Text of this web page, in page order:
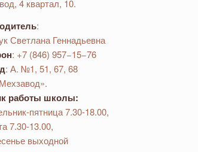
4 квартал, 10.
:
Светлана Геннадьевна
: +7 (846) 957−15−76
: А. №1, 51, 67, 68
работы школы:
пятница 7.30-18.00,
7.30-13.00,
выходной